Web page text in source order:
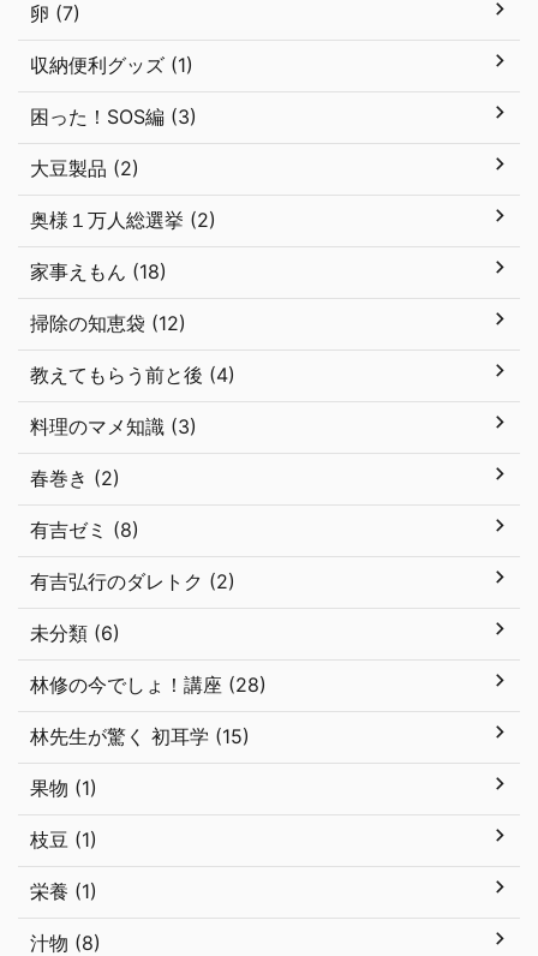
卵 (7)
収納便利グッズ (1)
困った！SOS編 (3)
大豆製品 (2)
奥様１万人総選挙 (2)
家事えもん (18)
掃除の知恵袋 (12)
教えてもらう前と後 (4)
料理のマメ知識 (3)
春巻き (2)
有吉ゼミ (8)
有吉弘行のダレトク (2)
未分類 (6)
林修の今でしょ！講座 (28)
林先生が驚く 初耳学 (15)
果物 (1)
枝豆 (1)
栄養 (1)
汁物 (8)